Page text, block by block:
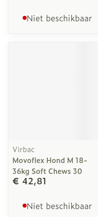
Niet beschikbaar
Virbac
Movoflex Hond M 18-
36kg Soft Chews 30
€ 42,81
Niet beschikbaar